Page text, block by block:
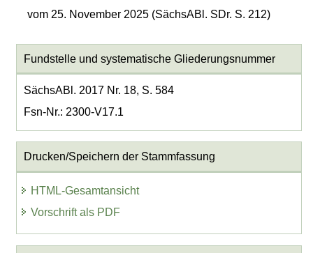
vom 25. November 2025 (SächsABl. SDr. S. 212)
Fundstelle und systematische Gliederungsnummer
SächsABl. 2017 Nr. 18, S. 584
Fsn-Nr.: 2300-V17.1
Drucken/Speichern der Stammfassung
HTML-Gesamtansicht
Vorschrift als PDF